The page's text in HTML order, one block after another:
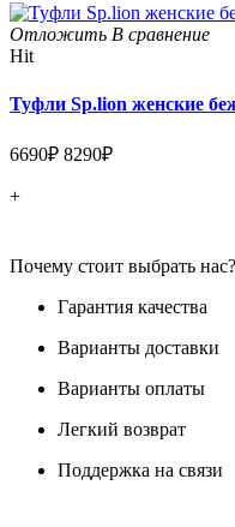
Отложить В сравнение
Hit
Туфли Sp.lion женские
6690₽ 8290₽
+
Почему стоит выбрать нас?
Гарантия качества
Варианты доставки
Варианты оплаты
Легкий возврат
Поддержка на связи